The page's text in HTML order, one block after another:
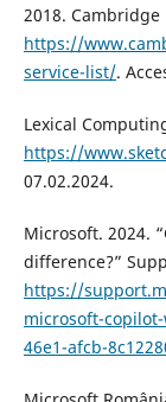
2018. Cambridge
https://
service-list/.
Lexical
https://
07.02.2024.
Microsoft. 2024.
difference?”
https://
microsoft-
46e1-afcb-